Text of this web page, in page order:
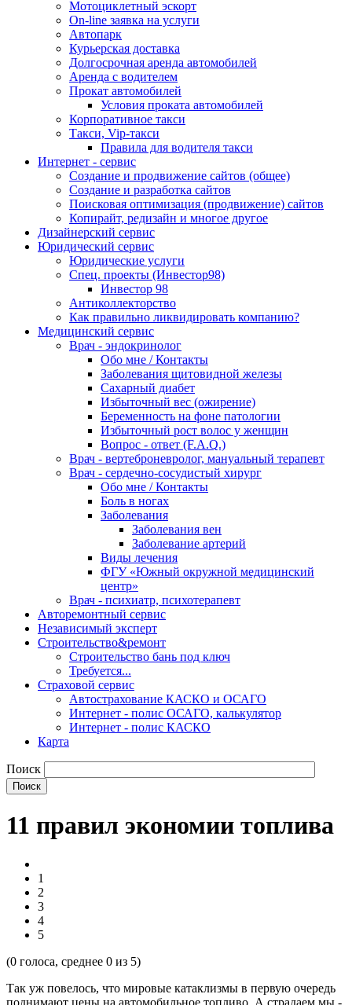
Мотоциклетный эскорт
On-line заявка на услуги
Автопарк
Курьерская доставка
Долгосрочная аренда автомобилей
Аренда с водителем
Прокат автомобилей
Условия проката автомобилей
Корпоративное такси
Такси, Vip-такси
Правила для водителя такси
Интернет - сервис
Создание и продвижение сайтов (общее)
Создание и разработка сайтов
Поисковая оптимизация (продвижение) сайтов
Копирайт, редизайн и многое другое
Дизайнерский сервис
Юридический сервис
Юридические услуги
Спец. проекты (Инвестор98)
Инвестор 98
Антиколлекторство
Как правильно ликвидировать компанию?
Медицинский сервис
Врач - эндокринолог
Обо мне / Контакты
Заболевания щитовидной железы
Сахарный диабет
Избыточный вес (ожирение)
Беременность на фоне патологии
Избыточный рост волос у женщин
Вопрос - ответ (F.A.Q.)
Врач - вертеброневролог, мануальный терапевт
Врач - сердечно-сосудистый хирург
Обо мне / Контакты
Боль в ногах
Заболевания
Заболевания вен
Заболевание артерий
Виды лечения
ФГУ «Южный окружной медицинский
центр»
Врач - психиатр, психотерапевт
Авторемонтный сервис
Независимый эксперт
Строительство&ремонт
Строительство бань под ключ
Требуется...
Страховой сервис
Автострахование КАСКО и ОСАГО
Интернет - полис ОСАГО, калькулятор
Интернет - полис КАСКО
Карта
Поиск
11 правил экономии топлива
1
2
3
4
5
(0 голоса, среднее 0 из 5)
Так уж повелось, что мировые катаклизмы в первую очередь
поднимают цены на автомобильное топливо. А страдаем мы -